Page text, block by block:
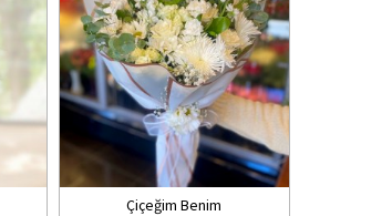
Çiçeğim Benim